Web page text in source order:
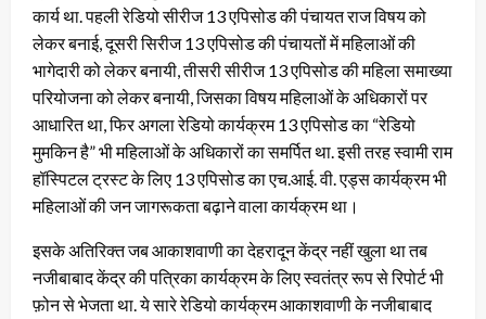
कार्य था. पहली रेडियो सीरीज 13 एपिसोड की पंचायत राज विषय को
लेकर बनाई, दूसरी सिरीज 13 एपिसोड की पंचायतों में महिलाओं की
भागेदारी को लेकर बनायी, तीसरी सीरीज 13 एपिसोड की महिला समाख्या
परियोजना को लेकर बनायी, जिसका विषय महिलाओं के अधिकारों पर
आधारित था, फिर अगला रेडियो कार्यक्रम 13 एपिसोड का “रेडियो
मुमकिन है” भी महिलाओं के अधिकारों का समर्पित था. इसी तरह स्वामी राम
हॉस्पिटल ट्रस्ट के लिए 13 एपिसोड का एच.आई. वी. एड्स कार्यक्रम भी
महिलाओं की जन जागरूकता बढ़ाने वाला कार्यक्रम था।
इसके अतिरिक्त जब आकाशवाणी का देहरादून केंद्र नहीं खुला था तब
नजीबाबाद केंद्र की पत्रिका कार्यक्रम के लिए स्वतंत्र रूप से रिपोर्ट भी
फ़ोन से भेजता था. ये सारे रेडियो कार्यक्रम आकाशवाणी के नजीबाबाद